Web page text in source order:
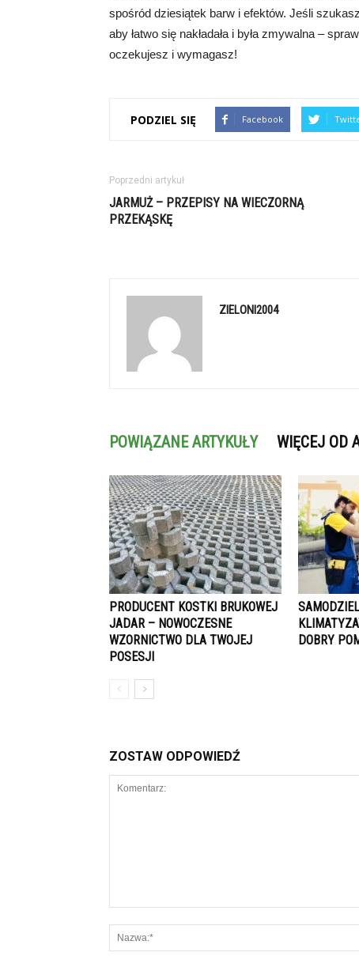
spośród dziesiątek barw i efektów. Jeśli
aby łatwo się nakładała i była zmywalna –
oczekujesz i wymagasz!
PODZIEL SIĘ Facebook
Poprzedni artykuł
JARMUŻ – PRZEPISY NA WIECZORNĄ
PRZEKĄSKĘ
ZIELONI2004
POWIĄZANE ARTYKUŁY WIĘCEJ OD
PRODUCENT KOSTKI BRUKOWEJ
JADAR – NOWOCZESNE
WZORNICTWO DLA TWOJEJ
POSESJI
DOBRY
ZOSTAW ODPOWIEDŹ